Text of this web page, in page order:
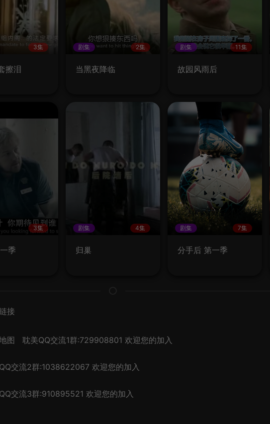
3集
擦泪
剧集 2集
当黑夜降临
剧集 11集
故园风雨后
3集
季
剧集 4集
归巢
剧集 7集
分手后 第一季
接
图 耽美QQ交流1群:729908801 欢迎您的加入
交流2群:1038622067 欢迎您的加入
交流3群:910895521 欢迎您的加入